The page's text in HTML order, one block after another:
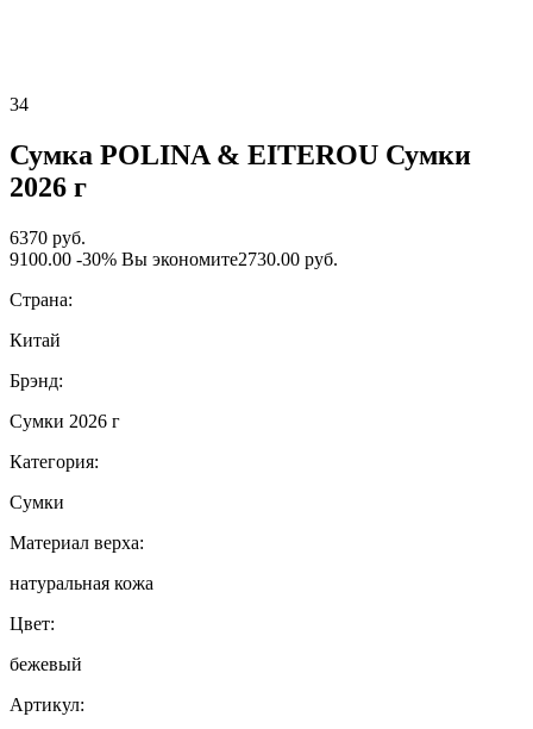
34
Сумка POLINA & EITEROU Сумки
2026 г
6370 руб.
9100.00 -30% Вы экономите2730.00 руб.
Страна:
Китай
Брэнд:
Сумки 2026 г
Категория:
Сумки
Материал верха:
натуральная кожа
Цвет:
бежевый
Артикул: